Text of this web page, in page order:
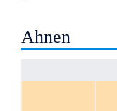
Ahnen